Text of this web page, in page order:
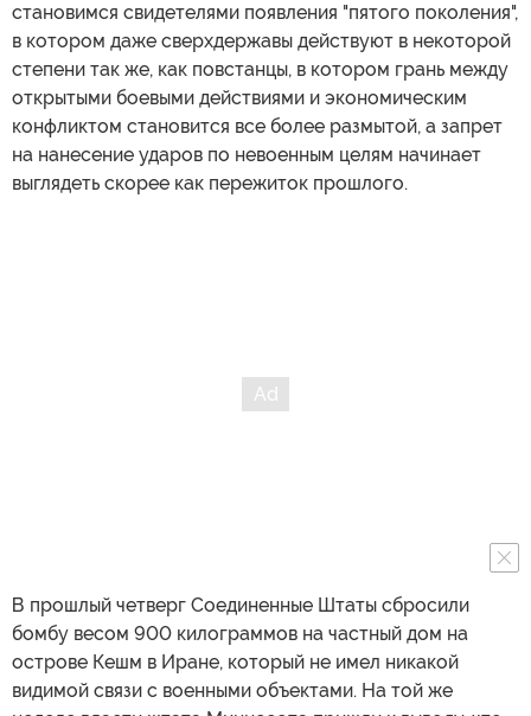
становимся свидетелями появления "пятого поколения",
в котором даже сверхдержавы действуют в некоторой
степени так же, как повстанцы, в котором грань между
открытыми боевыми действиями и экономическим
конфликтом становится все более размытой, а запрет
на нанесение ударов по невоенным целям начинает
выглядеть скорее как пережиток прошлого.
В прошлый четверг Соединенные Штаты сбросили
бомбу весом 900 килограммов на частный дом на
острове Кешм в Иране, который не имел никакой
видимой связи с военными объектами. На той же